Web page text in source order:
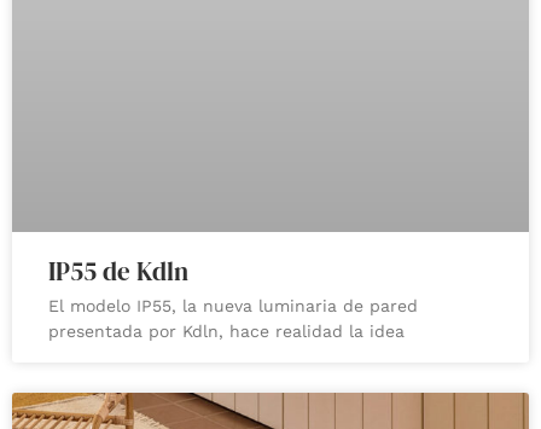
IP55 de Kdln
El modelo IP55, la nueva luminaria de pared
presentada por Kdln, hace realidad la idea